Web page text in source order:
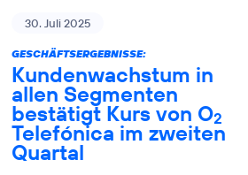
30. Juli 2025
GESCHÄFTSERGEBNISSE:
Kundenwachstum in
allen Segmenten
bestätigt Kurs von O2
Telefónica im zweiten
Quartal